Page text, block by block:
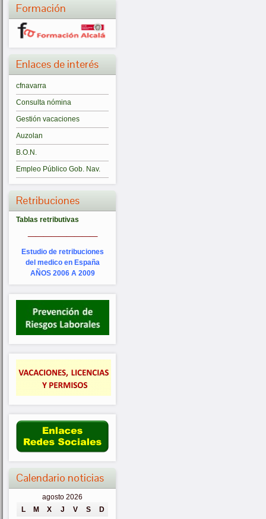
Formación
Enlaces de interés
cfnavarra
Consulta nómina
Gestión vacaciones
Auzolan
B.O.N.
Empleo Público Gob. Nav.
Retribuciones
Tablas retributivas
Estudio de retribuciones
del medico en España
AÑOS 2006 A 2009
Calendario noticias
agosto 2026
L
M X J V S
D